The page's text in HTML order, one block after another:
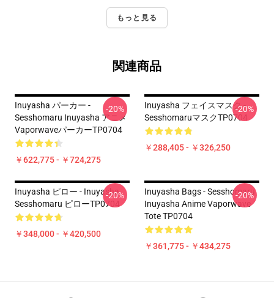
もっと見る
関連商品
Inuyasha パーカー -
Sesshomaru Inuyasha アニメ
VaporwaveパーカーTP0704
￥622,775 - ￥724,275
-20%
Inuyasha フェイスマスク -
SesshomaruマスクTP0704
￥288,405 - ￥326,250
-20%
Inuyasha ピロー - Inuyasha
Sesshomaru ピローTP0704
￥348,000 - ￥420,500
-20%
Inuyasha Bags - Sesshomaru
Inuyasha Anime Vaporwave
Tote TP0704
￥361,775 - ￥434,275
-20%